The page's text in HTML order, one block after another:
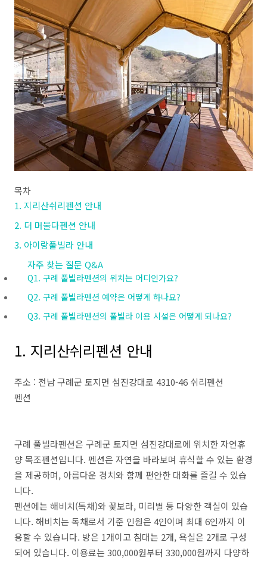
목차
1. 지리산쉬리펜션 안내
2. 더 머물다펜션 안내
3. 아이랑풀빌라 안내
자주 찾는 질문 Q&A
Q1. 구례 풀빌라펜션의 위치는 어디인가요?
Q2. 구례 풀빌라펜션 예약은 어떻게 하나요?
Q3. 구례 풀빌라펜션의 풀빌라 이용 시설은 어떻게 되나요?
1. 지리산쉬리펜션 안내
주소 : 전남 구례군 토지면 섬진강대로 4310-46 쉬리펜션
펜션
구례 풀빌라펜션은 구례군 토지면 섬진강대로에 위치한 자연휴
양 목조펜션입니다. 펜션은 자연을 바라보며 휴식할 수 있는 환경
을 제공하며, 아름다운 경치와 함께 편안한 대화를 즐길 수 있습
니다.
펜션에는 해비치(독채)와 꽃보라, 미리별 등 다양한 객실이 있습
니다. 해비치는 독채로서 기준 인원은 4인이며 최대 6인까지 이
용할 수 있습니다. 방은 1개이고 침대는 2개, 욕실은 2개로 구성
되어 있습니다. 이용료는 300,000원부터 330,000원까지 다양하